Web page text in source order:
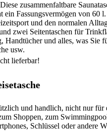
zusammenfaltbare
ein Fassungsvermögen von 60
und den normalen
zwei Seitentaschen für
Handtücher und alles, was Sie
usw.
lieferbar!
und handlich, nicht nur für
Shoppen, zum
Schlüssel oder andere